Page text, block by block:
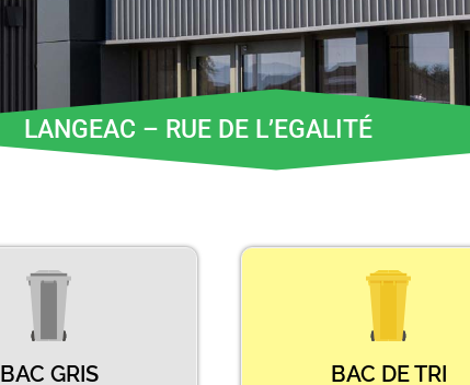
LANGEAC – RUE DE L’EGALITÉ
BAC GRIS
BAC DE TRI